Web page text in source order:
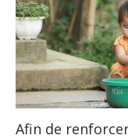
Afin de